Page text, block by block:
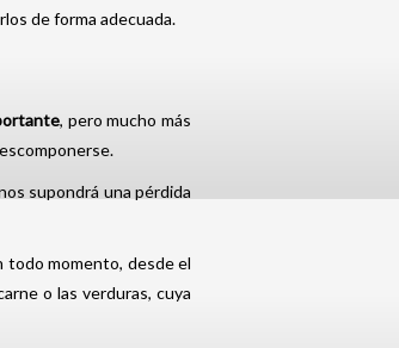
de forma adecuada.
, pero mucho más
supondrá una pérdida
todo momento, desde el
o las verduras, cuya